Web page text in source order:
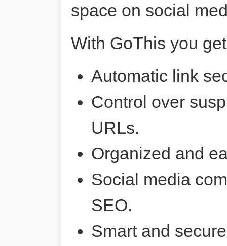
space on social
With GoThis you
Automatic link
Control over
URLs.
Organized and
Social media
SEO.
Smart and